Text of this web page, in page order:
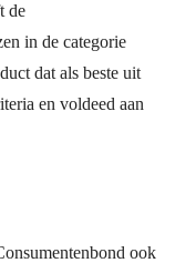
de
in de categorie
dat als beste uit
en voldeed aan
ook